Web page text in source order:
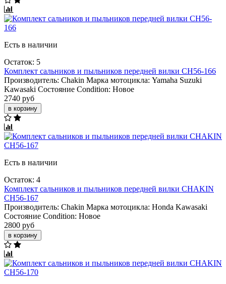
Есть в наличии
Остаток: 5
Комплект сальников и пыльников передней вилки CH56-166
Производитель: Chakin Марка мотоцикла: Yamaha Suzuki
Kawasaki Состояние Condition: Новое
2740 руб
в корзину
Есть в наличии
Остаток: 4
Комплект сальников и пыльников передней вилки CHAKIN
CH56-167
Производитель: Chakin Марка мотоцикла: Honda Kawasaki
Состояние Condition: Новое
2800 руб
в корзину